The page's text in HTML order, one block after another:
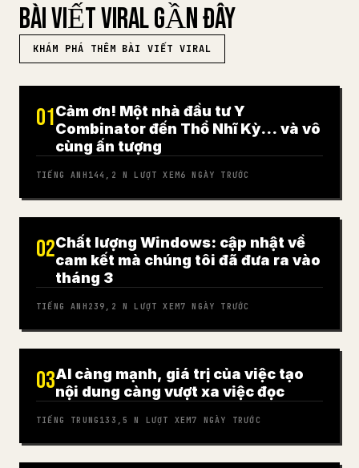
BÀI VIẾT VIRAL GẦN ĐÂY
KHÁM PHÁ THÊM BÀI VIẾT VIRAL
01Cảm ơn! Một nhà đầu tư Y
Combinator đến Thổ Nhĩ Kỳ… và vô
cùng ấn tượng
TIẾNG ANH 144,2 N LƯỢT XEM6 NGÀY TRƯỚC
02Chất lượng Windows: cập nhật về
cam kết mà chúng tôi đã đưa ra vào
tháng 3
TIẾNG ANH 239,2 N LƯỢT XEM7 NGÀY TRƯỚC
03AI càng mạnh, giá trị của việc tạo
nội dung càng vượt xa việc đọc
TIẾNG TRUNG 133,5 N LƯỢT XEM7 NGÀY TRƯỚC